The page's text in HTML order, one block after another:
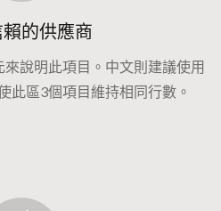
的供應商
說明此項目。中文則建議使用
此區3個項目維持相同行數。